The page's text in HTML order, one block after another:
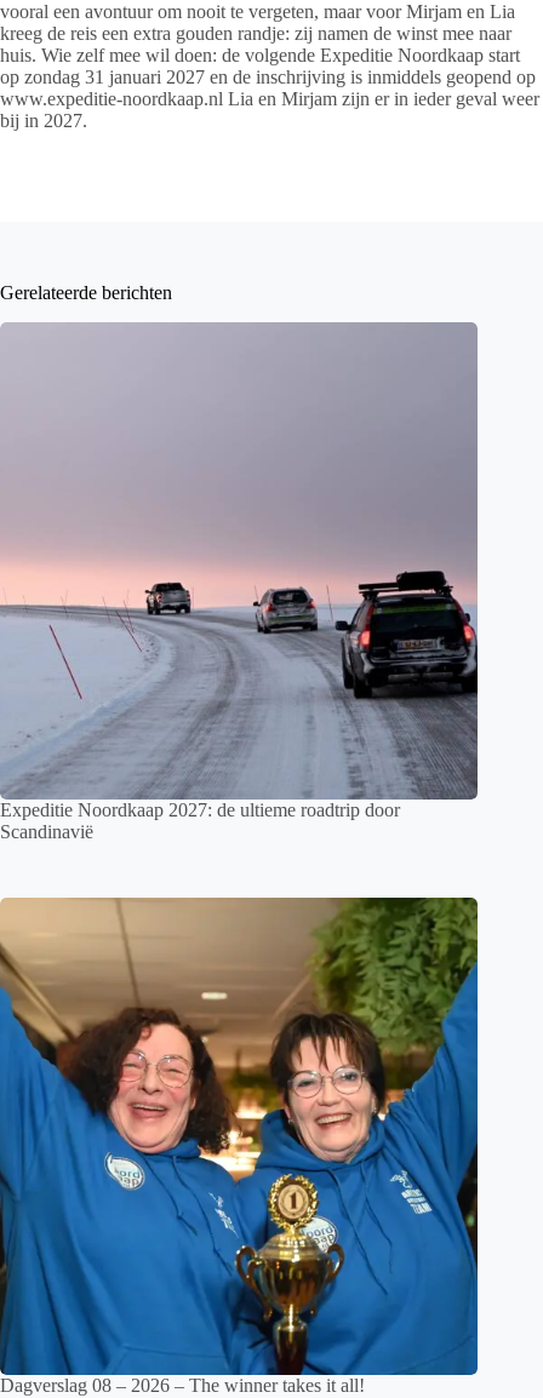
vooral een avontuur om nooit te vergeten, maar voor Mirjam en Lia
kreeg de reis een extra gouden randje: zij namen de winst mee naar
huis. Wie zelf mee wil doen: de volgende Expeditie Noordkaap start
op zondag 31 januari 2027 en de inschrijving is inmiddels geopend op
www.expeditie-noordkaap.nl Lia en Mirjam zijn er in ieder geval weer
bij in 2027.
Gerelateerde berichten
Expeditie Noordkaap 2027: de ultieme roadtrip door
Scandinavië
Dagverslag 08 – 2026 – The winner takes it all!